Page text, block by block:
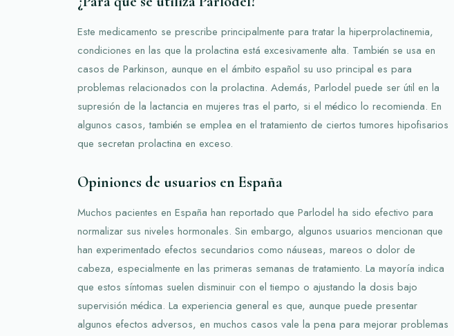
Este medicamento se prescribe principalmente para tratar la hiperprolactinemia,
condiciones en las que la prolactina está excesivamente alta. También se usa en
casos de Parkinson, aunque en el ámbito español su uso principal es para
problemas relacionados con la prolactina. Además, Parlodel puede ser útil en la
supresión de la lactancia en mujeres tras el parto, si el médico lo recomienda. En
algunos casos, también se emplea en el tratamiento de ciertos tumores hipofisarios
que secretan prolactina en exceso.
Opiniones de usuarios en España
Muchos pacientes en España han reportado que Parlodel ha sido efectivo para
normalizar sus niveles hormonales. Sin embargo, algunos usuarios mencionan que
han experimentado efectos secundarios como náuseas, mareos o dolor de
cabeza, especialmente en las primeras semanas de tratamiento. La mayoría indica
que estos síntomas suelen disminuir con el tiempo o ajustando la dosis bajo
supervisión médica. La experiencia general es que, aunque puede presentar
algunos efectos adversos, en muchos casos vale la pena para mejorar problemas